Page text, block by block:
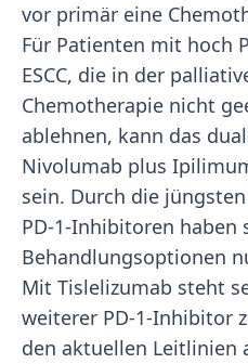
vor primär eine
Für Patienten mit hoch
ESCC, die in der
Chemotherapie nicht
ablehnen, kann das
Nivolumab plus
sein. Durch die
PD-1-Inhibitoren haben
Behandlungsoptionen
Mit Tislelizumab steht
weiterer PD-1-Inhibitor
den aktuellen Leitlinien